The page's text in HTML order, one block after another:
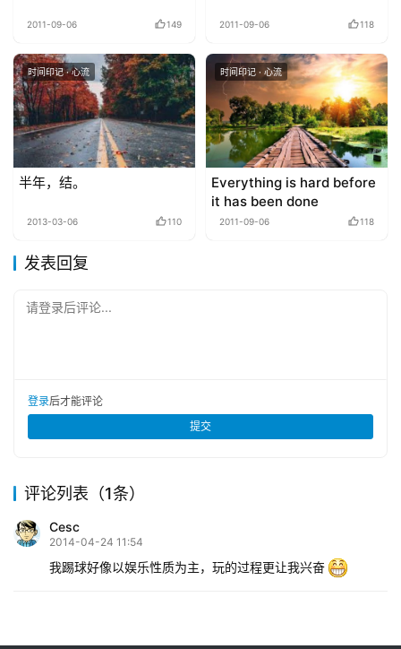
2011-09-06 149 2011-09-06 118
时间印记 · 心流
半年，结。
2013-03-06 110
时间印记 · 心流
Everything is hard before
it has been done
2011-09-06 118
发表回复
请登录后评论...
登录后才能评论
提交
评论列表（1条）
Cesc
2014-04-24 11:54
我踢球好像以娱乐性质为主，玩的过程更让我兴奋